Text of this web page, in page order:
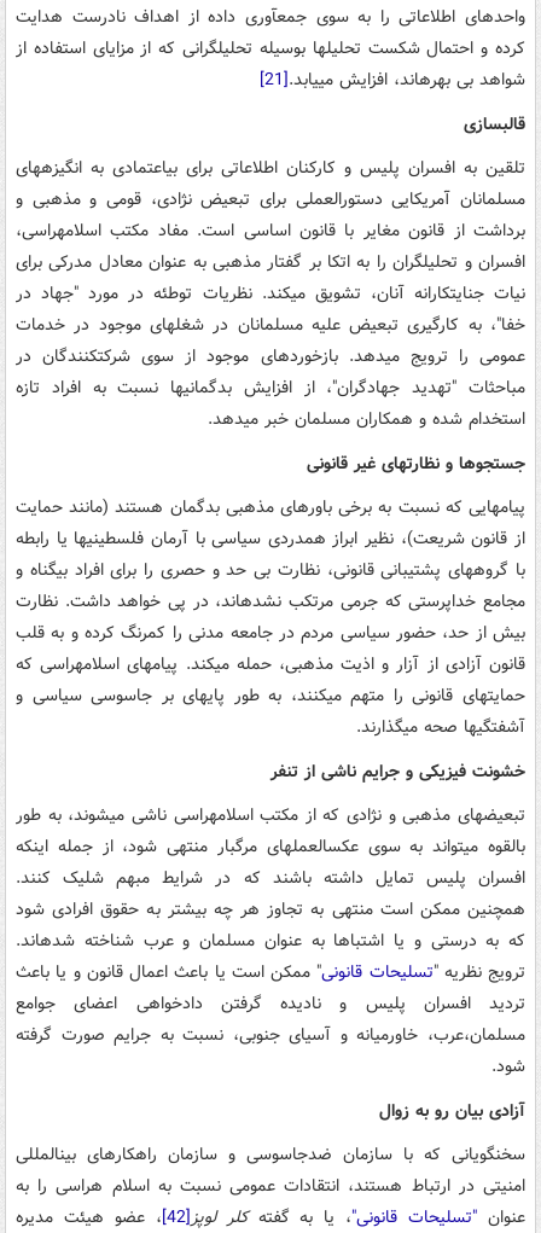
واحدهای اطلاعاتی را به سوی جمع­آوری داده از اهداف نادرست هدایت
کرده و احتمال شکست تحلیل­ها بوسیله تحلیل­گرانی که از مزایای استفاده از
شواهد بی بهره­اند، افزایش می­یابد.[21]
قالب­سازی
تلقین به افسران پلیس و کارکنان اطلاعاتی برای بی­اعتمادی به انگیزه­های
مسلمانان آمریکایی دستورالعملی برای تبعیض نژادی، قومی و مذهبی و
برداشت از قانون مغایر با قانون اساسی است. مفاد مکتب اسلام­هراسی،
افسران و تحلیل­گران را به اتکا بر گفتار مذهبی به عنوان معادل مدرکی برای
نیات جنایتکارانه آنان، تشویق می­کند. نظریات توطئه در مورد "جهاد در
خفا"، به کارگیری تبعیض علیه مسلمانان در شغل­های موجود در خدمات
عمومی را ترویج می­دهد. بازخوردهای موجود از سوی شرکت­کنندگان در
مباحثات "تهدید جهادگران"، از افزایش بدگمانی­ها نسبت به افراد تازه
استخدام شده و همکاران مسلمان خبر می­دهد.
جستجوها و نظارت­های غیر قانونی
پیام­هایی که نسبت به برخی باورهای مذهبی بدگمان هستند (مانند حمایت
از قانون شریعت)، نظیر ابراز همدردی سیاسی با آرمان فلسطینی­ها یا رابطه
با گروه­های پشتیبانی قانونی، نظارت بی حد و حصری را برای افراد بی­گناه و
مجامع خداپرستی که جرمی مرتکب نشده­اند، در پی خواهد داشت. نظارت
بیش از حد، حضور سیاسی مردم در جامعه مدنی را کمرنگ کرده و به قلب
قانون آزادی از آزار و اذیت مذهبی، حمله می­کند. پیام­های اسلام­هراسی که
حمایت­های قانونی را متهم می­کنند، به طور پایه­ای بر جاسوسی سیاسی و
آشفتگی­ها صحه می­گذارند.
خشونت فیزیکی و جرایم ناشی از تنفر
تبعیض­های مذهبی و نژادی که از مکتب اسلام­هراسی ناشی می­شوند، به طور
بالقوه می­تواند به سوی عکس­العمل­های مرگبار منتهی شود، از جمله اینکه
افسران پلیس تمایل داشته باشند که در شرایط مبهم شلیک کنند.
همچنین ممکن است منتهی به تجاوز هر چه بیشتر به حقوق افرادی شود
که به درستی و یا اشتباها به عنوان مسلمان و عرب شناخته شده­اند.
ترویج نظریه "تسلیحات قانونی" ممکن است یا باعث اعمال قانون و یا باعث
تردید افسران پلیس و نادیده گرفتن دادخواهی اعضای جوامع
مسلمان،عرب، خاورمیانه و آسیای جنوبی، نسبت به جرایم صورت گرفته
شود.
آزادی بیان رو به زوال
سخنگویانی که با سازمان ضدجاسوسی و سازمان راهکارهای بین­المللی
امنیتی در ارتباط هستند، انتقادات عمومی نسبت به اسلام هراسی را به
عنوان "تسلیحات قانونی"، یا به گفتهکلر لوپز[42]
، عضو هیئت مدیره